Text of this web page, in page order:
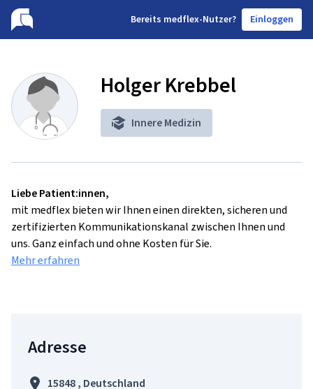
Bereits medflex-Nutzer? Einloggen
Holger Krebbel
Innere Medizin
Liebe Patient:innen,
mit medflex bieten wir Ihnen einen direkten, sicheren und
zertifizierten Kommunikationskanal zwischen Ihnen und
uns. Ganz einfach und ohne Kosten für Sie.
Mehr erfahren
Adresse
15848 , Deutschland